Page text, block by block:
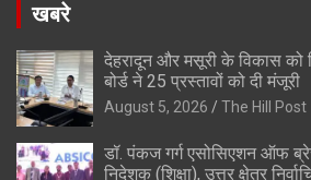
खबरे
देहरादून और मसूरी के विकास को
बोर्ड ने 25 प्रस्तावों को दी मंजूरी
August 5, 2026 The Hill Post
डॉ. पंकज गर्ग एसोसिएशन ऑफ
निदेशक (शिक्षा), उत्तर क्षेत्र